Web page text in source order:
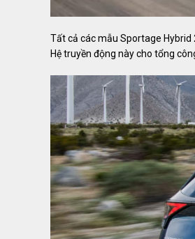
Tất cả các mẫu Sportage Hybrid
Hệ truyền động này cho tổng